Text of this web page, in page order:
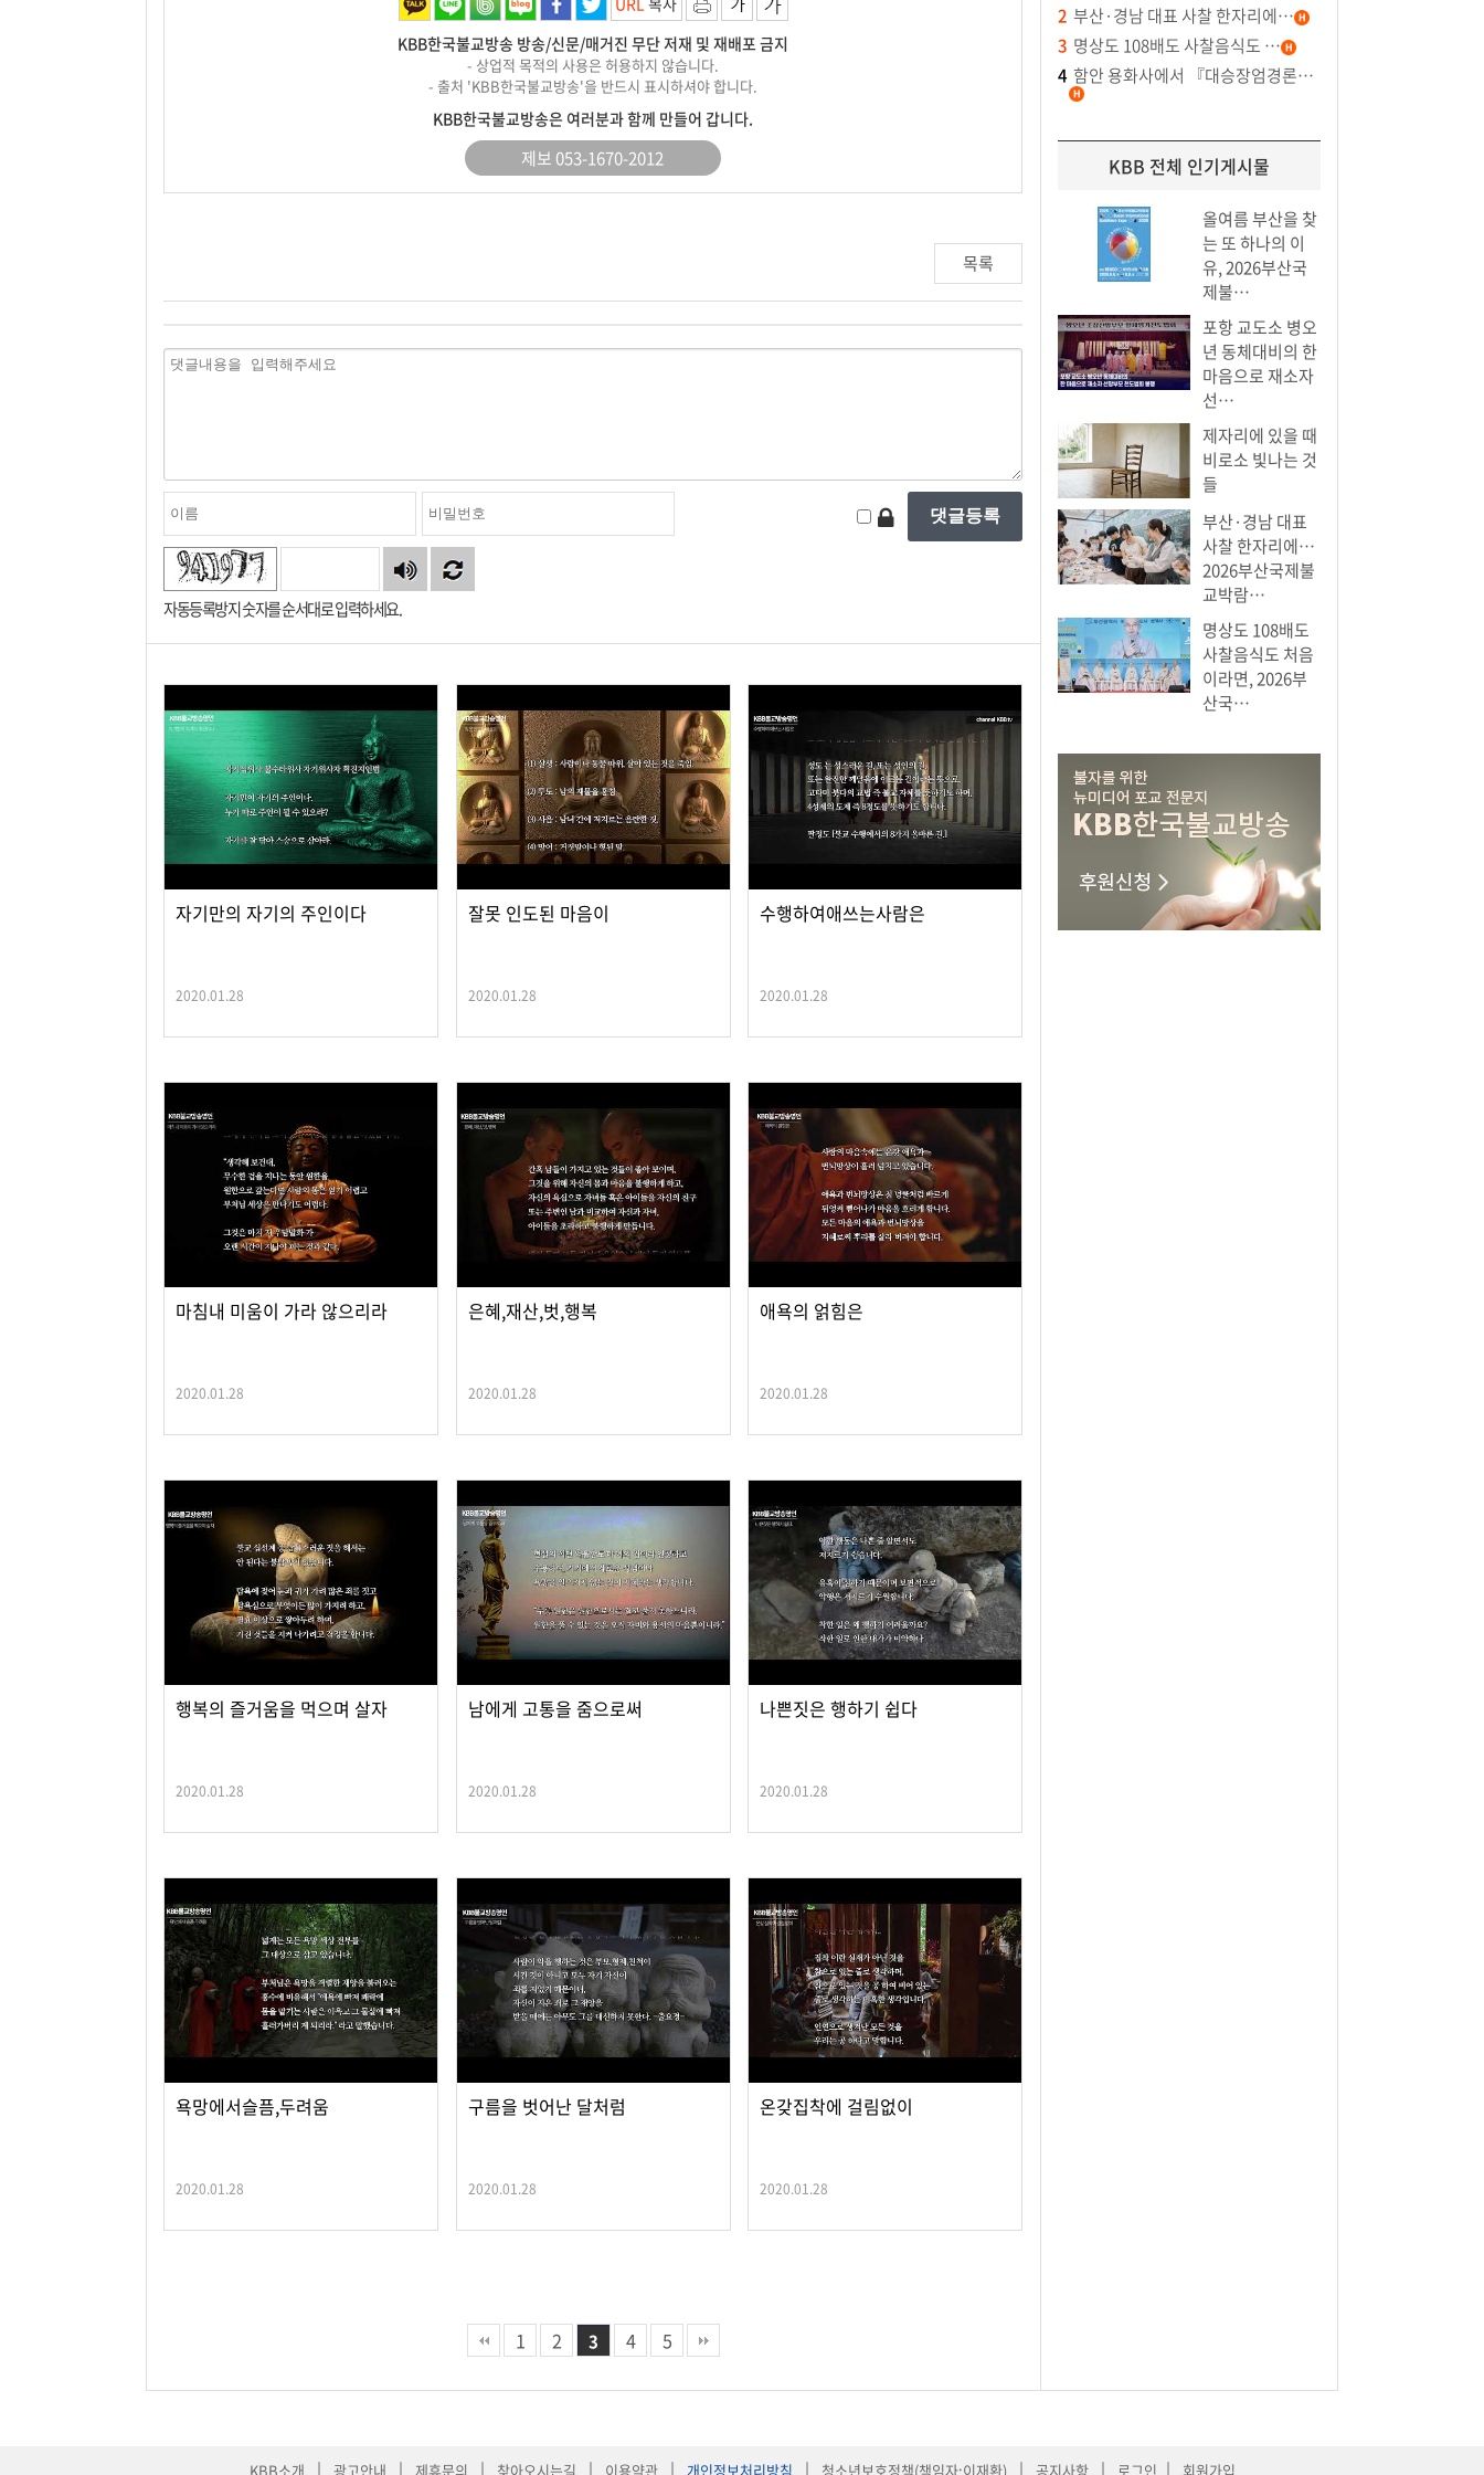
KBB한국불교방송 방송/신문/매거진 무단 저재 및 재배포 금지
- 상업적 목적의 사용은 허용하지 않습니다.
- 출처 'KBB한국불교방송'을 반드시 표시하셔야 합니다.
KBB한국불교방송은 여러분과 함께 만들어 갑니다.
제보 053-1670-2012
목록
자동등록방지 숫자를 순서대로 입력하세요.
2 부산·경남 대표 사찰 한자리에…
3 명상도 108배도 사찰음식도 …
4 함안 용화사에서 『대승장엄경론…
KBB 전체 인기게시물
올여름 부산을 찾
는 또 하나의 이
유, 2026부산국
제불…
포항 교도소 병오
년 동체대비의 한
마음으로 재소자
선…
제자리에 있을 때
비로소 빛나는 것
들
부산·경남 대표
사찰 한자리에…
2026부산국제불
교박람…
명상도 108배도
사찰음식도 처음
이라면, 2026부
산국…
자기만의 자기의 주인이다
2020.01.28
잘못 인도된 마음이
2020.01.28
수행하여애쓰는사람은
2020.01.28
마침내 미움이 가라 않으리라
2020.01.28
은혜,재산,벗,행복
2020.01.28
애욕의 얽힘은
2020.01.28
행복의 즐거움을 먹으며 살자
2020.01.28
남에게 고통을 줌으로써
2020.01.28
나쁜짓은 행하기 쉽다
2020.01.28
욕망에서슬픔,두려움
2020.01.28
구름을 벗어난 달처럼
2020.01.28
온갖집착에 걸림없이
2020.01.28
1 2 3 4 5
KBB소개 | 광고안내 | 제휴문의 | 찾아오시는길 | 이용약관 | 개인정보처리방침 | 청소년보호정책(책임자:이재환) | 공지사항 | 로그인 | 회원가입